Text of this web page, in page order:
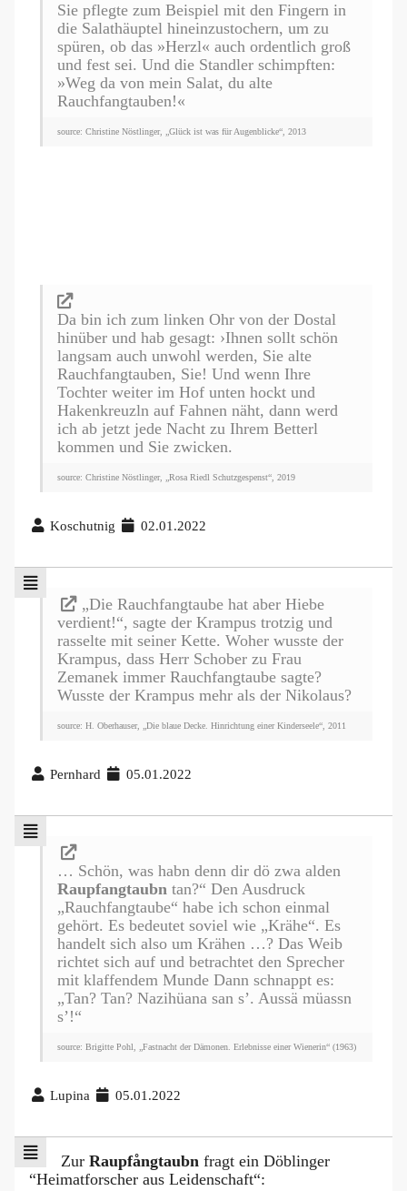
Sie pflegte zum Beispiel mit den Fingern in
die Salathäuptel hineinzustochern, um zu
spüren, ob das »Herzl« auch ordentlich groß
und fest sei. Und die Standler schimpften:
»Weg da von mein Salat, du alte
Rauchfangtauben!«
source: Christine Nöstlinger, „Glück ist was für Augenblicke“, 2013
Da bin ich zum linken Ohr von der Dostal
hinüber und hab gesagt: ›Ihnen sollt schön
langsam auch unwohl werden, Sie alte
Rauchfangtauben, Sie! Und wenn Ihre
Tochter weiter im Hof unten hockt und
Hakenkreuzln auf Fahnen näht, dann werd
ich ab jetzt jede Nacht zu Ihrem Betterl
kommen und Sie zwicken.
source: Christine Nöstlinger, „Rosa Riedl Schutzgespenst“, 2019
Koschutnig 02.01.2022
„Die Rauchfangtaube hat aber Hiebe
verdient!“, sagte der Krampus trotzig und
rasselte mit seiner Kette. Woher wusste der
Krampus, dass Herr Schober zu Frau
Zemanek immer Rauchfangtaube sagte?
Wusste der Krampus mehr als der Nikolaus?
source: H. Oberhauser, „Die blaue Decke. Hinrichtung einer Kinderseele“, 2011
Pernhard 05.01.2022
… Schön, was habn denn dir dö zwa alden
Raupfangtaubn tan?“ Den Ausdruck
„Rauchfangtaube“ habe ich schon einmal
gehört. Es bedeutet soviel wie „Krähe“. Es
handelt sich also um Krähen …? Das Weib
richtet sich auf und betrachtet den Sprecher
mit klaffendem Munde Dann schnappt es:
„Tan? Tan? Nazihüana san s’. Aussä müassn
s’!“
source: Brigitte Pohl, „Fastnacht der Dämonen. Erlebnisse einer Wienerin“ (1963)
Lupina 05.01.2022
Zur Raupfångtaubnfragt ein Döblinger
“Heimatforscher aus Leidenschaft“: